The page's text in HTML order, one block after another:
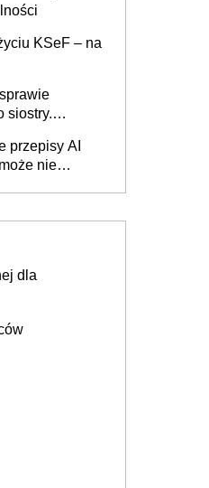
KSeF – na
siostry.
nie będzie
przepisy AI
nie
dla